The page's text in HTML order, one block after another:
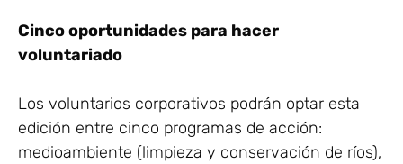
Cinco oportunidades para hacer
voluntariado
Los voluntarios corporativos podrán optar esta
edición entre cinco programas de acción:
medioambiente (limpieza y conservación de ríos),